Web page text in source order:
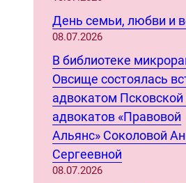
День семьи, любви и
08.07.2026
В библиотеке
Овсище состоялась
адвокатом Псковской
адвокатов «Правовой
Альянс» Соколовой
Сергеевной
08.07.2026